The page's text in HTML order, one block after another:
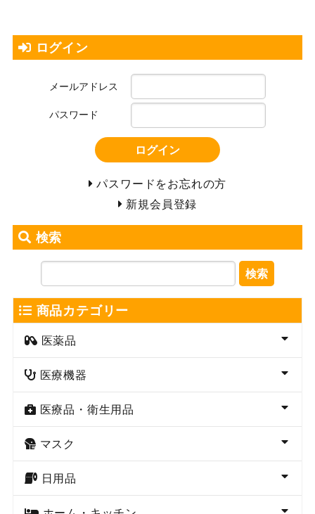
ログイン
メールアドレス
パスワード
ログイン
パスワードをお忘れの方
新規会員登録
検索
検索
商品カテゴリー
医薬品
医療機器
医療品・衛生用品
マスク
日用品